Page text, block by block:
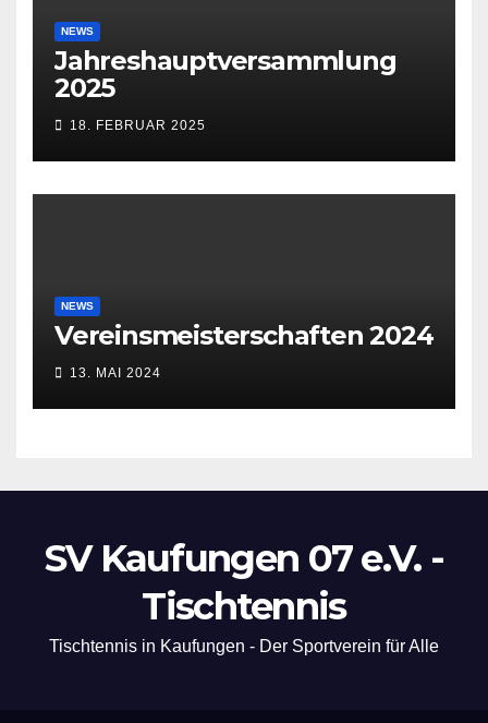
NEWS
Jahreshauptversammlung
2025
18. FEBRUAR 2025
NEWS
Vereinsmeisterschaften 2024
13. MAI 2024
SV Kaufungen 07 e.V. -
Tischtennis
Tischtennis in Kaufungen - Der Sportverein für Alle